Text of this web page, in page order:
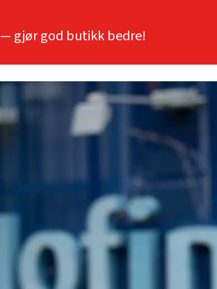
— gjør god butikk bedre!